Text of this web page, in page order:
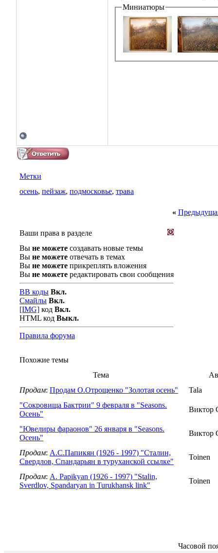
Миниатюры
Метки
осень, пейзаж, подмосковье, трава
«
Ваши права в разделе
Вы не можете создавать новые темы
Вы не можете отвечать в темах
Вы не можете прикреплять вложения
Вы не можете редактировать свои сообщения
BB коды Вкл.
Смайлы Вкл.
[IMG] код Вкл.
HTML код Выкл.
Правила форума
Похожие темы
Тема
Продам: Продам О.Отрощенко "Золотая осень"
Tala
"Сокровища Бактрии" 9 февраля в "Seasons.
Осень"
Виктор
"Ювелиры фараонов" 26 января в "Seasons.
Осень"
Виктор
Продам: А.С.Папикян (1926 - 1997) "Сталин,
Свердлов, Спандарьян в туруханской ссылке"
Toinen
Продам: A. Papikyan (1926 - 1997) "Stalin,
Sverdlov, Spandaryan in Turukhansk link"
Toinen
Часовой